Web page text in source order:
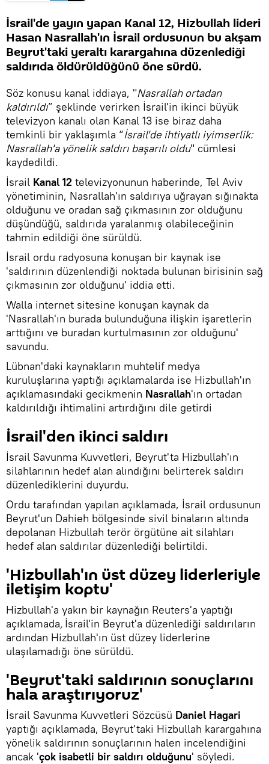
İsrail'de yayın yapan Kanal 12, Hizbullah lideri
Hasan Nasrallah'ın İsrail ordusunun bu akşam
Beyrut'taki yeraltı karargahına düzenlediği
saldırıda öldürüldüğünü öne sürdü.
Söz konusu kanal iddiaya, "Nasrallah ortadan
kaldırıldı” şeklinde verirken İsrail'in ikinci büyük
televizyon kanalı olan Kanal 13 ise biraz daha
temkinli bir yaklaşımla “İsrail'de ihtiyatlı iyimserlik:
Nasrallah'a yönelik saldırı başarılı oldu" cümlesi
kaydedildi.
İsrail Kanal 12 televizyonunun haberinde, Tel Aviv
yönetiminin, Nasrallah'ın saldırıya uğrayan sığınakta
olduğunu ve oradan sağ çıkmasının zor olduğunu
düşündüğü, saldırıda yaralanmış olabileceğinin
tahmin edildiği öne sürüldü.
İsrail ordu radyosuna konuşan bir kaynak ise
'saldırının düzenlendiği noktada bulunan birisinin sağ
çıkmasının zor olduğunu' iddia etti.
Walla internet sitesine konuşan kaynak da
'Nasrallah'ın burada bulunduğuna ilişkin işaretlerin
arttığını ve buradan kurtulmasının zor olduğunu'
savundu.
Lübnan'daki kaynakların muhtelif medya
kuruluşlarına yaptığı açıklamalarda ise Hizbullah'ın
açıklamasındaki gecikmenin Nasrallah'ın ortadan
kaldırıldığı ihtimalini artırdığını dile getirdi
İsrail'den ikinci saldırı
İsrail Savunma Kuvvetleri, Beyrut'ta Hizbullah'ın
silahlarının hedef alan alındığını belirterek saldırı
düzenlediklerini duyurdu.
Ordu tarafından yapılan açıklamada, İsrail ordusunun
Beyrut'un Dahieh bölgesinde sivil binaların altında
depolanan Hizbullah terör örgütüne ait silahları
hedef alan saldırılar düzenlediği belirtildi.
'Hizbullah'ın üst düzey liderleriyle
iletişim koptu'
Hizbullah'a yakın bir kaynağın Reuters'a yaptığı
açıklamada, İsrail'in Beyrut'a düzenlediği saldırıların
ardından Hizbullah'ın üst düzey liderlerine
ulaşılamadığı öne sürüldü.
'Beyrut'taki saldırının sonuçlarını
hala araştırıyoruz'
İsrail Savunma Kuvvetleri Sözcüsü Daniel Hagari
yaptığı açıklamada, Beyrut'taki Hizbullah karargahına
yönelik saldırının sonuçlarının halen incelendiğini
ancak 'çok isabetli bir saldırı olduğunu' söyledi.